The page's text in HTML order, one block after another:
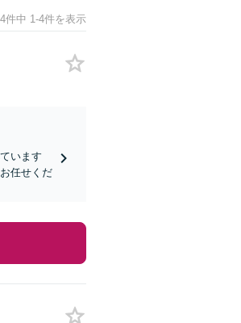
4件中 1-4件を表示
います
任せくだ